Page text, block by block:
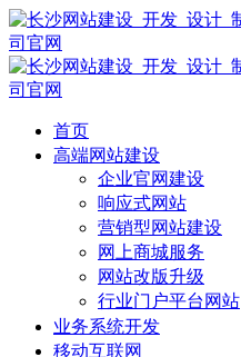
首页
高端网站建设
企业官网建设
响应式网站
营销型网站建设
网上商城服务
网站改版升级
行业门户平台网站
业务系统开发
移动互联网